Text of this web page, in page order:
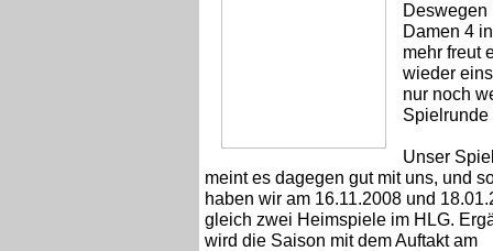
Deswegen
Damen 4
mehr freut
wieder
nur noch
Unser
meint es dagegen gut mit uns, und
haben wir am 16.11.2008 und
gleich zwei Heimspiele im HLG.
wird die Saison mit dem Auftakt am